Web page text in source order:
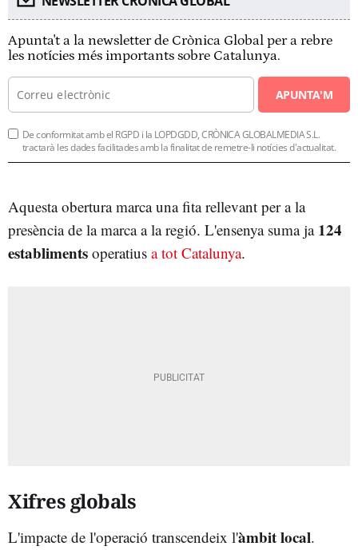
Apunta't a la newsletter de Crònica Global per a rebre
les notícies més importants sobre Catalunya.
APUNTA'M
De conformitat amb el RGPD i la LOPDGDD, CRÒNICA GLOBALMEDIA S.L.
tractarà les dades facilitades amb la finalitat de remetre-li notícies d'actualitat.
Aquesta obertura marca una fita rellevant per a la
presència de la marca a la regió. L'ensenya suma ja 124
establiments operatius a tot Catalunya.
Xifres globals
L'impacte de l'operació transcendeix l'àmbit local.